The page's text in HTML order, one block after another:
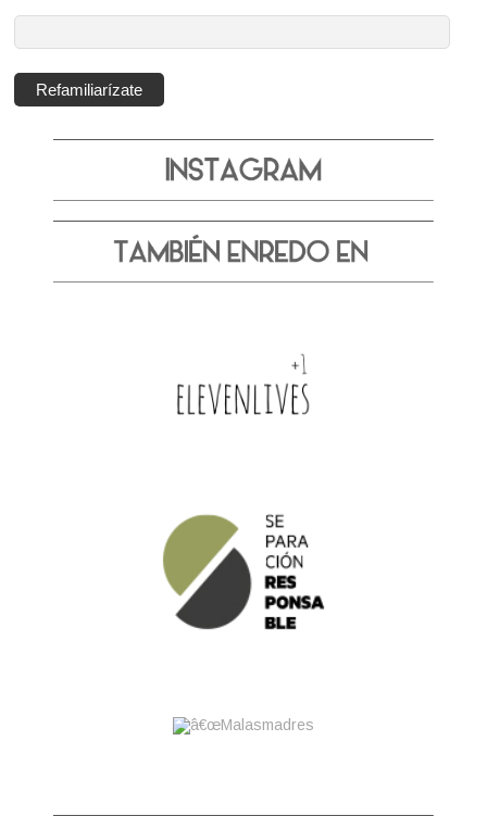
correo
electrónico:
Refamiliarízate